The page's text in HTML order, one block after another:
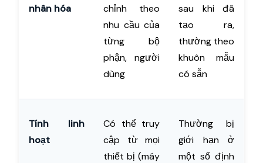
nhân hóa
chỉnh theo
nhu cầu của
từng bộ
phận, người
dùng
sau khi đã
tạo ra,
thường theo
khuôn mẫu
có sẵn
Tính linh
hoạt
Có thể truy
cập từ mọi
thiết bị (máy
Thường bị
giới hạn ở
một số định